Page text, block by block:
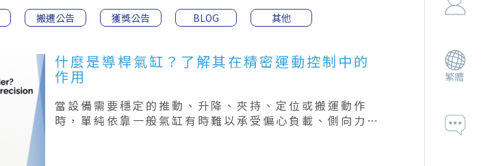
搬遷公告 獲獎公告 BLOG 其他
什麼是導桿氣缸？了解其在精密運動控制中的
作用
當設備需要穩定的推動、升降、夾持、定位或搬運動作
時，單純依靠一般氣缸有時難以承受偏心負載、側向力或
繁體